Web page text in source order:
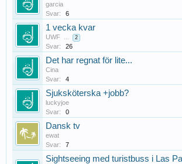
garcia
Svar:
6
1 vecka kvar
UWF ... 2
Svar: 26
Det har regnat för lite...
Cina
Svar:
4
Sjuksköterska +jobb?
luckyjoe
Svar:
0
Dansk tv
ewat
Svar:
7
Sightseeing med turistbuss i Las